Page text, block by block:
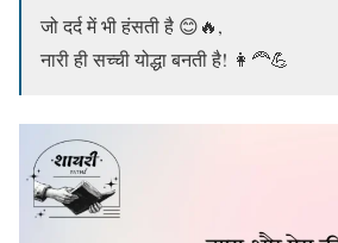
जो दर्द में भी हंसती है 😊🔥,
नारी ही सच्ची योद्धा बनती है! 👩‍🦰💪